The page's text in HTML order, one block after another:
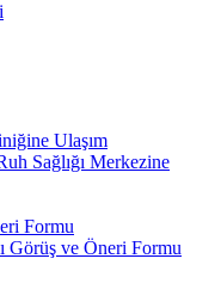
Ulaşım
Sağlığı Merkezine
Formu
Görüş ve Öneri Formu